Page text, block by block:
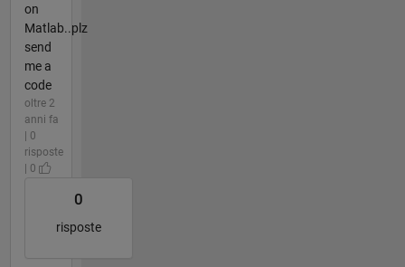
on
Matlab..plz
send
me a
code
oltre 2
anni fa
| 0
risposte
| 0
0
risposte